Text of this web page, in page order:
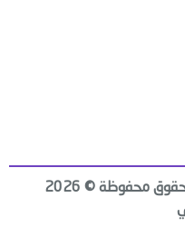
جميع الحقوق محفوظة © 2026